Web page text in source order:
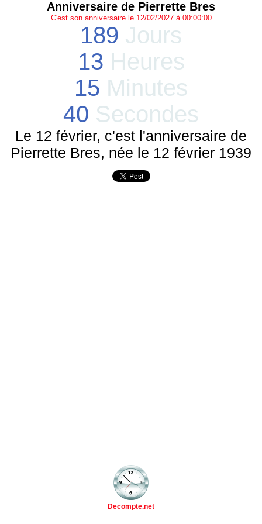
Anniversaire de Pierrette Bres
C'est son anniversaire le 12/02/2027 à 00:00:00
189 Jours
13 Heures
15 Minutes
40 Secondes
Le 12 février, c'est l'anniversaire de
Pierrette Bres, née le 12 février 1939
Decompte.net